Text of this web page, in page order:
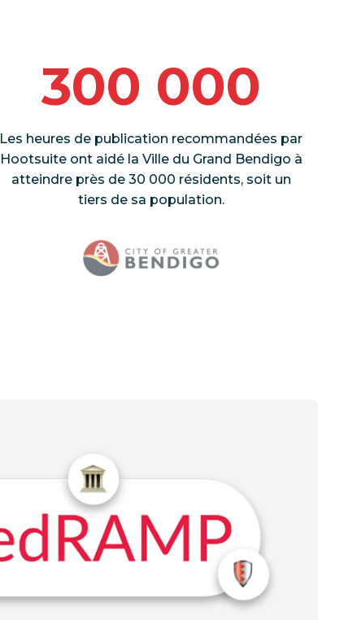
300 000
Les heures de publication recommandées par
Hootsuite ont aidé la Ville du Grand Bendigo à
atteindre près de 30 000 résidents, soit un
tiers de sa population.